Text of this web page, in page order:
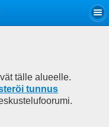
tälle alueelle.
tunnus